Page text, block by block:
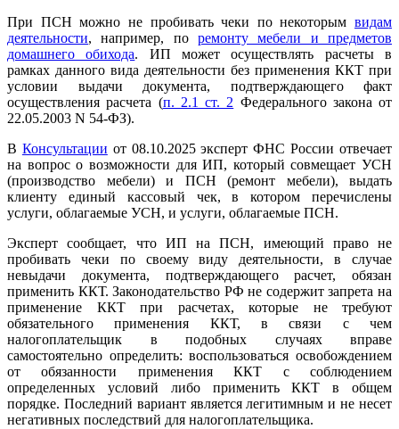
При ПСН можно не пробивать чеки по некоторым видам
деятельности, например, по ремонту мебели и предметов
домашнего обихода. ИП может осуществлять расчеты в
рамках данного вида деятельности без применения ККТ при
условии выдачи документа, подтверждающего факт
осуществления расчета (п. 2.1 ст. 2 Федерального закона от
22.05.2003 N 54-ФЗ).
В Консультации от 08.10.2025 эксперт ФНС России отвечает
на вопрос о возможности для ИП, который совмещает УСН
(производство мебели) и ПСН (ремонт мебели), выдать
клиенту единый кассовый чек, в котором перечислены
услуги, облагаемые УСН, и услуги, облагаемые ПСН.
Эксперт сообщает, что ИП на ПСН, имеющий право не
пробивать чеки по своему виду деятельности, в случае
невыдачи документа, подтверждающего расчет, обязан
применить ККТ. Законодательство РФ не содержит запрета на
применение ККТ при расчетах, которые не требуют
обязательного применения ККТ, в связи с чем
налогоплательщик в подобных случаях вправе
самостоятельно определить: воспользоваться освобождением
от обязанности применения ККТ с соблюдением
определенных условий либо применить ККТ в общем
порядке. Последний вариант является легитимным и не несет
негативных последствий для налогоплательщика.